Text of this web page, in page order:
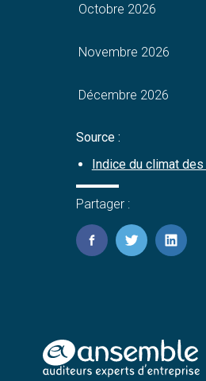
Octobre 2026
Novembre 2026
Décembre 2026
Source :
Indice du climat
Partager :
FaceBook
Twitter